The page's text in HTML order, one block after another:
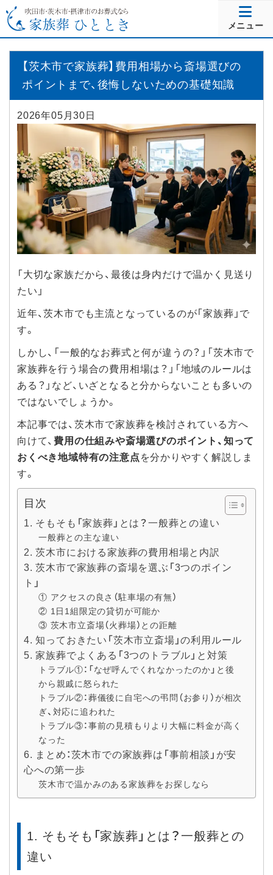
メニュー
【茨木市で家族葬】費用相場から斎場選びの
ポイントまで、後悔しないための基礎知識
2026年05月30日
「大切な家族だから、最後は身内だけで温かく見送り
たい」
近年、茨木市でも主流となっているのが「家族葬」で
す。
しかし、「一般的なお葬式と何が違うの？」「茨木市で
家族葬を行う場合の費用相場は？」「地域のルールは
ある？」など、いざとなると分からないことも多いの
ではないでしょうか。
本記事では、茨木市で家族葬を検討されている方へ
向けて、費用の仕組みや斎場選びのポイント、知って
おくべき地域特有の注意点 を分かりやすく解説しま
す。
目次
1. そもそも「家族葬」とは？一般葬との違い
一般葬との主な違い
2. 茨木市における家族葬の費用相場と内訳
3. 茨木市で家族葬の斎場を選ぶ「3つのポイン
ト」
① アクセスの良さ（駐車場の有無）
② 1日1組限定の貸切が可能か
③ 茨木市立斎場（火葬場）との距離
4. 知っておきたい「茨木市立斎場」の利用ルール
5. 家族葬でよくある「3つのトラブル」と対策
トラブル①：「なぜ呼んでくれなかったのか」と後
から親戚に怒られた
トラブル②：葬儀後に自宅への弔問（お参り）が相次
ぎ、対応に追われた
トラブル③：事前の見積もりより大幅に料金が高く
なった
6. まとめ：茨木市での家族葬は「事前相談」が安
心への第一歩
茨木市で温かみのある家族葬をお探しなら
1. そもそも「家族葬」とは？一般葬との
違い